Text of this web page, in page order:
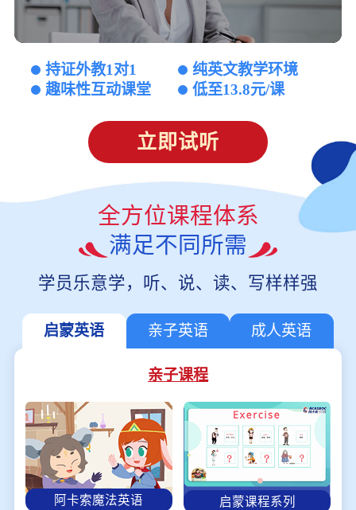
持证外教1对1
纯英文教学环境
趣味性互动课堂
低至13.8元/课
立即试听
全方位课程体系
满足不同所需
学员乐意学，听、说、读、写样样强
启蒙英语 亲子英语 成人英语
亲子课程
阿卡索魔法英语 启蒙课程系列